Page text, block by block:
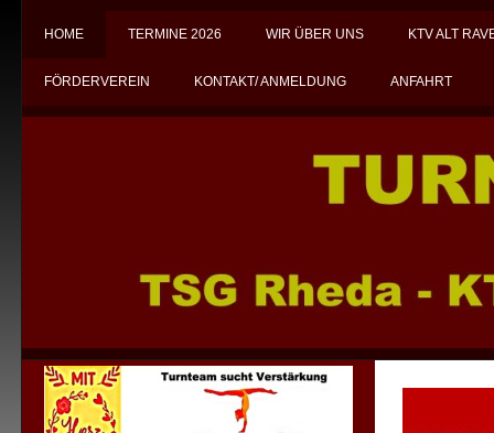
HOME TERMINE 2026 WIR ÜBER UNS KTV ALT
FÖRDERVEREIN KONTAKT/ ANMELDUNG ANFAHRT